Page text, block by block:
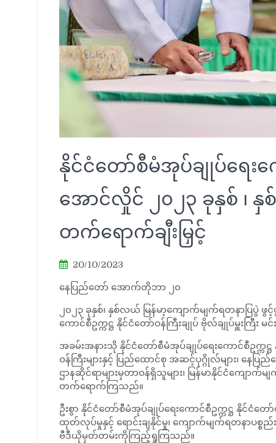
နိုင်ငံတော်စီမံအုပ်ချုပ်ရေးက
အောင်လှိုင် ၂၀၂၃ ခုနှစ် ၊
တက်ရောက်ချီးမြှင့်
20/10/2023
နေပြည်တော် အောက်တိုဘာ ၂၀
၂၀၂၃ ခုနှစ်၊ နှစ်လယ် မြန်မာ့ကျောက်မျက်ရတနာပြပွဲ
ကောင်စီဥက္ကဋ္ဌ နိုင်ငံတော်ဝန်ကြီးချုပ် ဗိုလ်ချုပ်မှူးကြီး
အခမ်းအနားသို နိုင်ငံတော်စီမံအုပ်ချုပ်ရေးကောင်စီဥက္ကဋ္
ဝန်ကြီးများနှင့် ပြည်ထောင်စု အဆင့်ပုဂ္ဂိုလ်များ၊ နေပ
ဌာနဆိုင်ရာများမှတာဝန်ရှိသူများ၊ မြန်မာနိုင်ငံကျော
တက်ရောက်ကြသည်။
ဦးစွာ နိုင်ငံတော်စီမံအုပ်ချုပ်ရေးကောင်စီဥက္ကဋ္ဌ နိုင်ငံတေ
ထုတ်လုပ်မှုနှင့် ရောင်းချနိုင်မှု၊ ကျောက်မျက်ရတနာပစ္စ
ဗီဒီယိုမှတ်တမ်းကိုကြည့်ရှုကြသည်။